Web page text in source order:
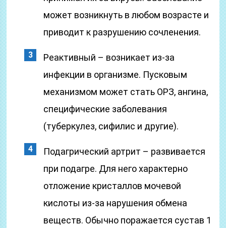
может возникнуть в любом возрасте и
приводит к разрушению сочленения.
Реактивный – возникает из-за
инфекции в организме. Пусковым
механизмом может стать ОРЗ, ангина,
специфические заболевания
(туберкулез, сифилис и другие).
Подагрический артрит – развивается
при подагре. Для него характерно
отложение кристаллов мочевой
кислоты из-за нарушения обмена
веществ. Обычно поражается сустав 1